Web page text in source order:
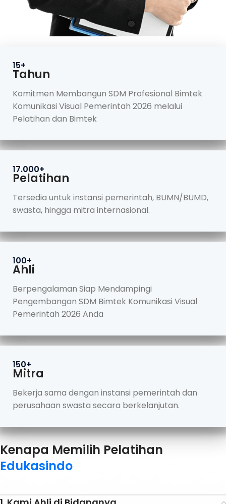
15+
Tahun
Komitmen Membangun SDM Profesional Bimtek
Komunikasi Visual Pemerintah 2026 melalui
Pelatihan dan Bimtek
17.000+
Pelatihan
Tersedia untuk instansi pemerintah, BUMN/BUMD,
swasta, hingga mitra internasional.
100+
Ahli
Berpengalaman Siap Mendampingi
Pengembangan SDM Bimtek Komunikasi Visual
Pemerintah 2026 Anda
150+
Mitra
Bekerja sama dengan instansi pemerintah dan
perusahaan swasta secara berkelanjutan.
Kenapa Memilih Pelatihan
Edukasindo